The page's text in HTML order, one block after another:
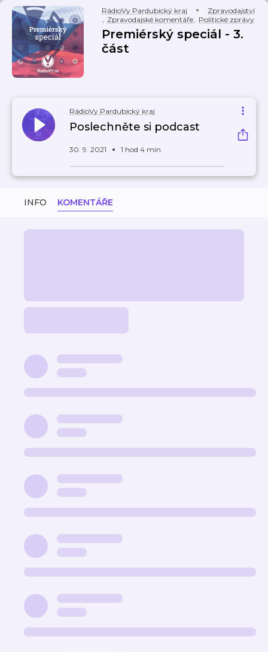
RádioVy Pardubický kraj
Zpravodajství
, Zpravodajské komentáře, Politické zprávy
Premiérský speciál - 3.
část
RádioVy Pardubický kraj
Poslechněte si podcast
30. 9. 2021 1 hod 4 min
INFO KOMENTÁŘE